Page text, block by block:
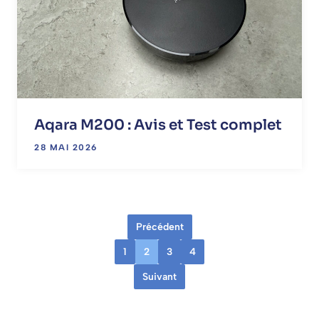
Aqara M200 : Avis et Test complet
28 MAI 2026
Précédent
1 2 3 4
Suivant